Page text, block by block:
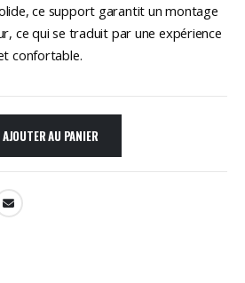
ce support garantit un montage
ce qui se traduit par une expérience
confortable.
AJOUTER AU PANIER